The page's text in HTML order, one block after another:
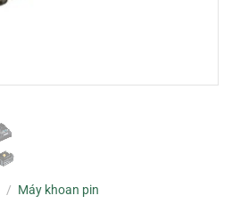
/ Máy khoan pin